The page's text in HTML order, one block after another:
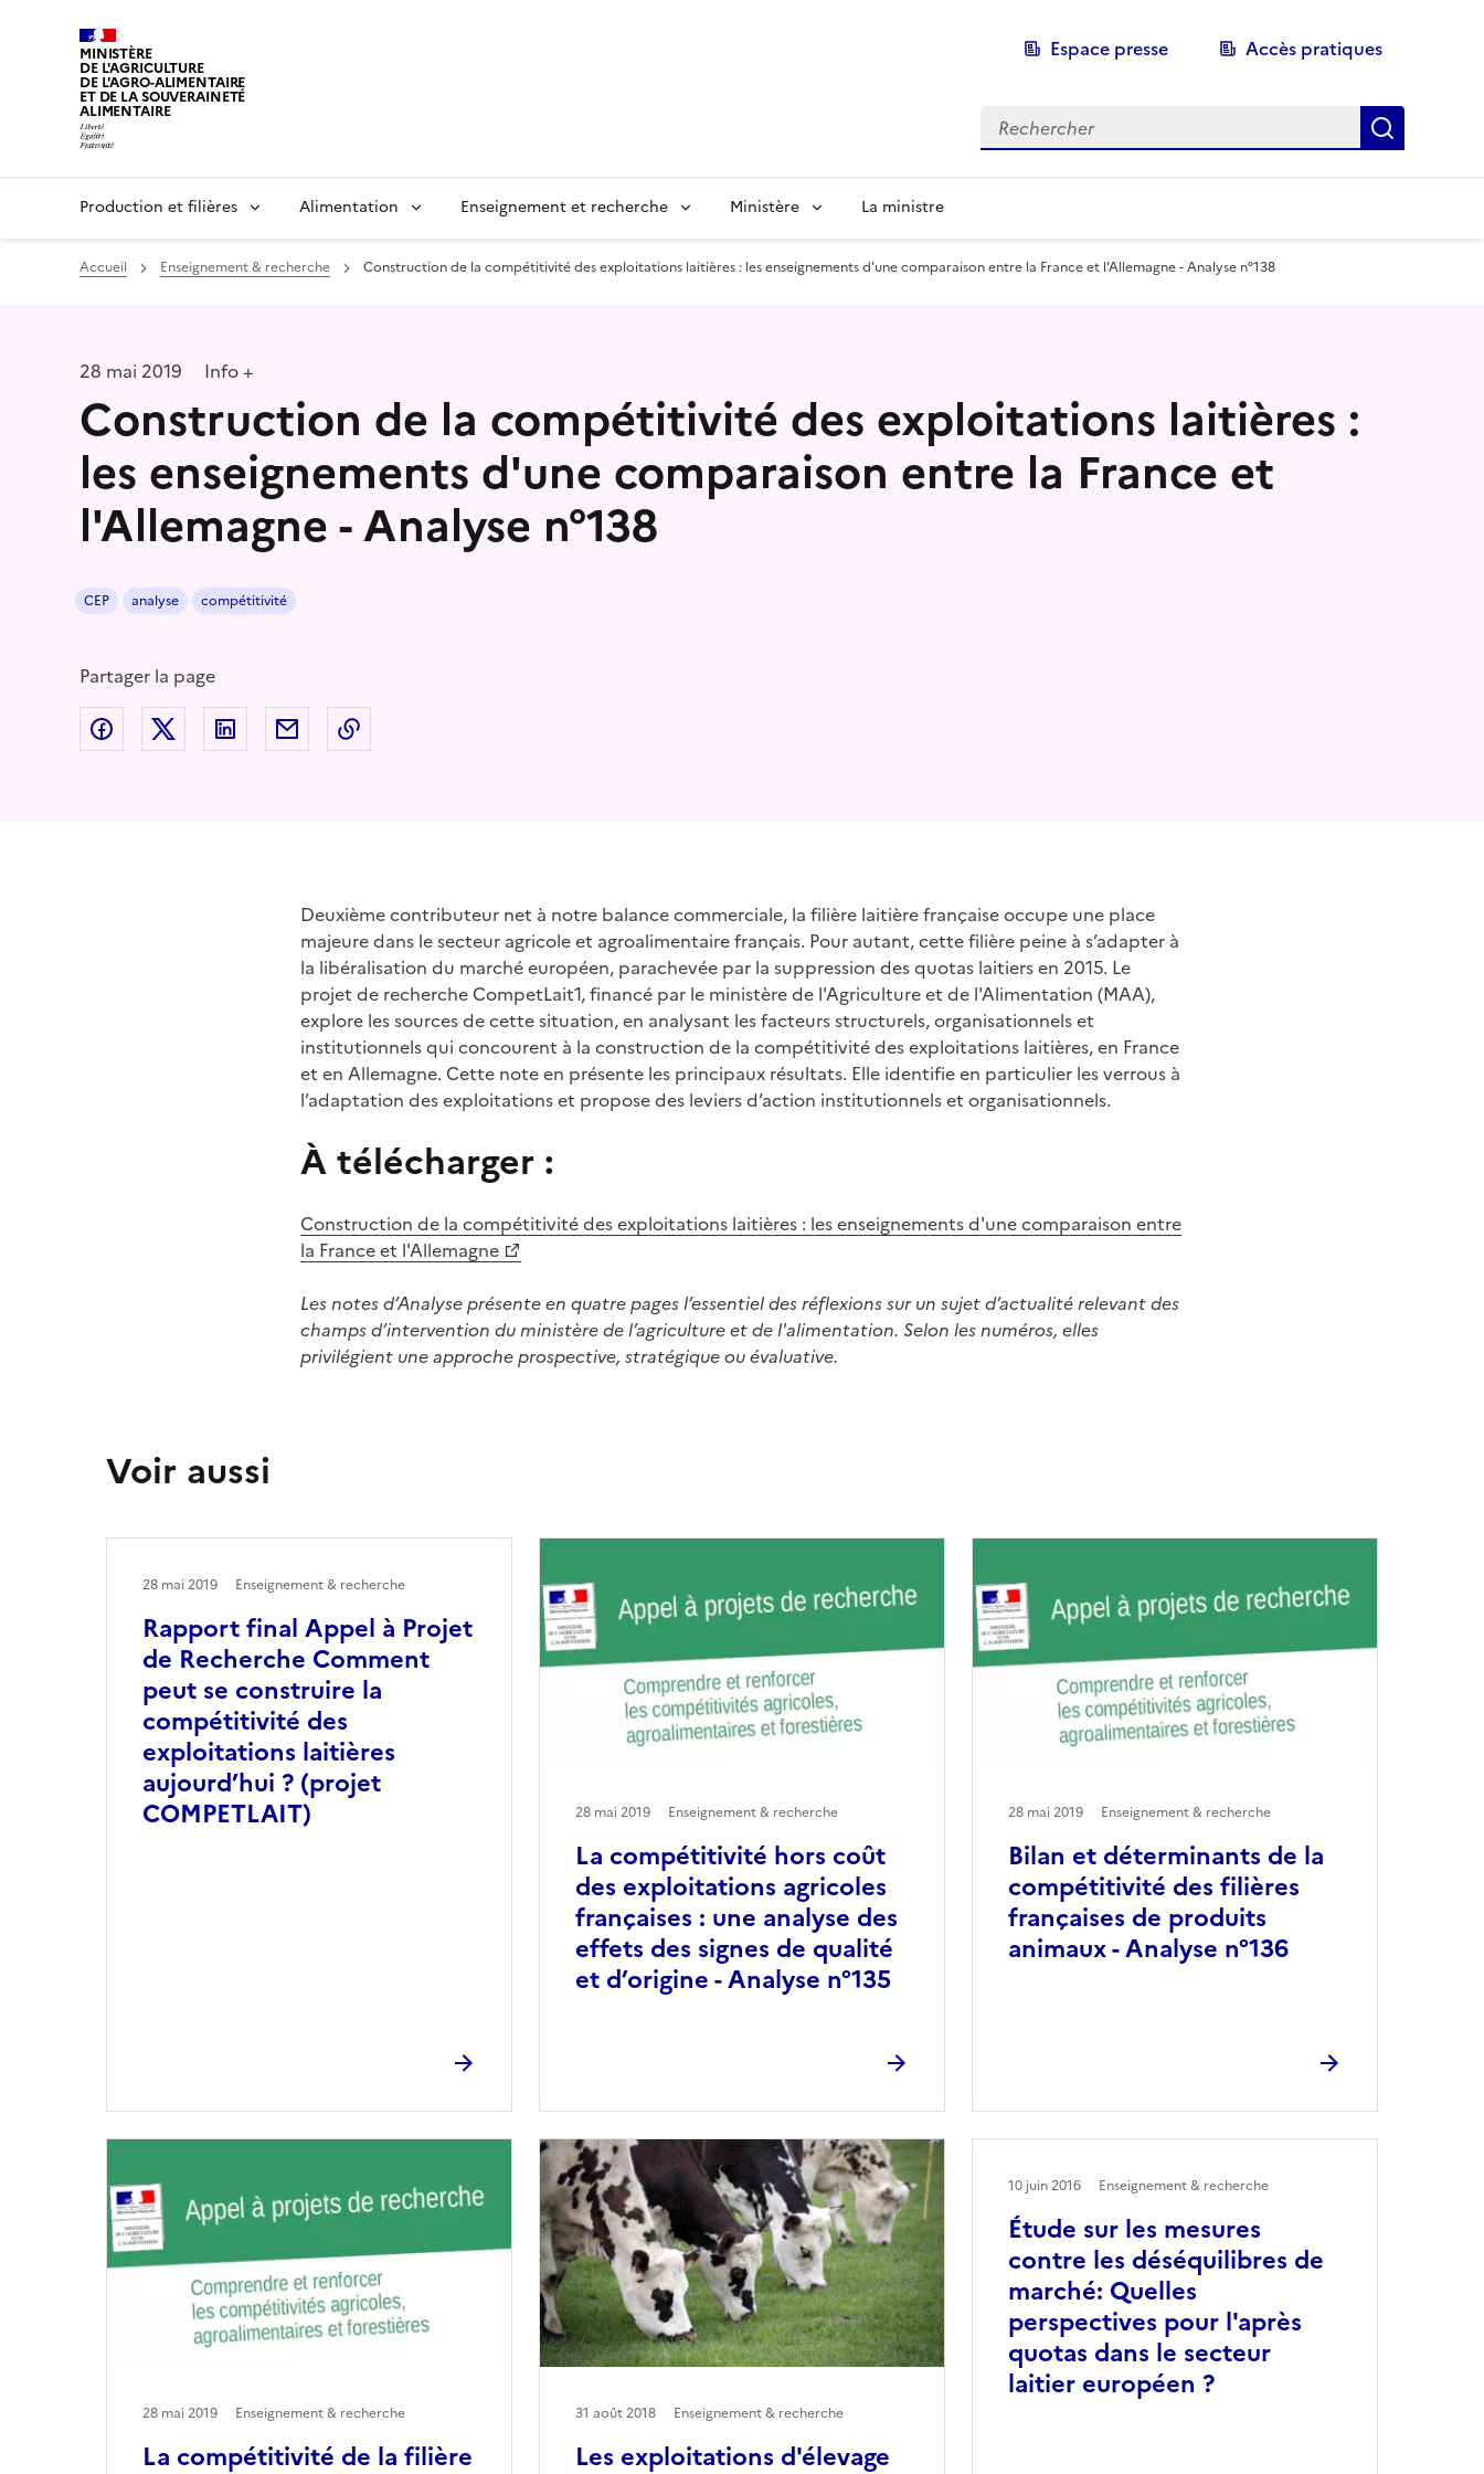
MINISTÈRE
DE L'AGRICULTURE
DE L'AGRO-ALIMENTAIRE
ET DE LA SOUVERAINETÉ
ALIMENTAIRE
Espace presse Accès pratiques
Recherche
Production et filières Alimentation Enseignement et recherche Ministère La ministre
Accueil Enseignement & recherche Construction de la compétitivité des exploitations laitières : les enseignements d'une comparaison entre la France et l'Allemagne - Analyse n°138
28 mai 2019 Info +
Construction de la compétitivité des exploitations laitières :
les enseignements d'une comparaison entre la France et
l'Allemagne - Analyse n°138
CEP analyse compétitivité
Partager la page
Partager sur Facebook
Partager sur Twitter
Partager sur LinkedIn
Partager par email
Deuxième contributeur net à notre balance commerciale, la filière laitière française occupe une place
majeure dans le secteur agricole et agroalimentaire français. Pour autant, cette filière peine à s’adapter à
la libéralisation du marché européen, parachevée par la suppression des quotas laitiers en 2015. Le
projet de recherche CompetLait1, financé par le ministère de l'Agriculture et de l'Alimentation (MAA),
explore les sources de cette situation, en analysant les facteurs structurels, organisationnels et
institutionnels qui concourent à la construction de la compétitivité des exploitations laitières, en France
et en Allemagne. Cette note en présente les principaux résultats. Elle identifie en particulier les verrous à
l’adaptation des exploitations et propose des leviers d’action institutionnels et organisationnels.
À télécharger :
Construction de la compétitivité des exploitations laitières : les enseignements d'une comparaison entre
la France et l'Allemagne
Les notes d’Analyse présente en quatre pages l’essentiel des réflexions sur un sujet d’actualité relevant des
champs d’intervention du ministère de l’agriculture et de l'alimentation. Selon les numéros, elles
privilégient une approche prospective, stratégique ou évaluative.
Voir aussi
Rapport final Appel à Projet
de Recherche Comment
peut se construire la
compétitivité des
exploitations laitières
aujourd’hui ? (projet
COMPETLAIT)
28 mai 2019 Enseignement & recherche
La compétitivité hors coût
des exploitations agricoles
françaises : une analyse des
effets des signes de qualité
et d’origine - Analyse n°135
28 mai 2019 Enseignement & recherche
Bilan et déterminants de la
compétitivité des filières
françaises de produits
animaux - Analyse n°136
28 mai 2019 Enseignement & recherche
La compétitivité de la filière
28 mai 2019 Enseignement & recherche
Les exploitations d'élevage
31 août 2018 Enseignement & recherche
Étude sur les mesures
contre les déséquilibres de
marché: Quelles
perspectives pour l'après
quotas dans le secteur
laitier européen ?
10 juin 2016 Enseignement & recherche